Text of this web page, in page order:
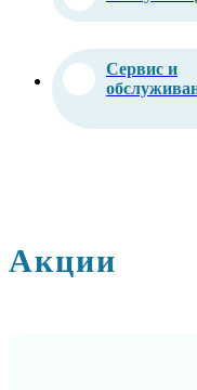
Сервис и
Акции